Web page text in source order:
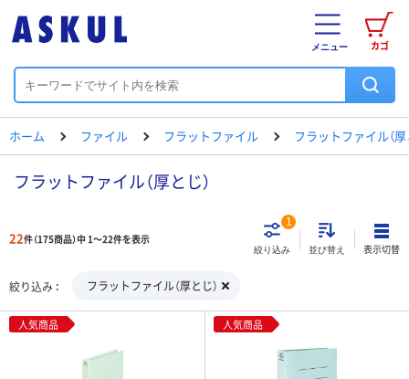
カゴ
メニュー
ホーム ファイル フラットファイル フラットファイル（厚
フラットファイル（厚とじ）
22件（175商品）中 1～22件を表示
絞り込み
1
並び替え 表示切替
絞り込み フラットファイル（厚とじ）
人気商品 人気商品